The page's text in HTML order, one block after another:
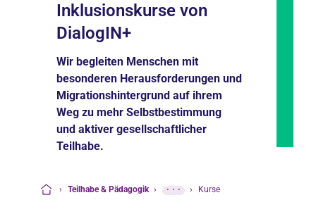
Inklusionskurse von
DialogIN+
Wir begleiten Menschen mit
besonderen Herausforderungen und
Migrationshintergrund auf ihrem
Weg zu mehr Selbstbestimmung
und aktiver gesellschaftlicher
Teilhabe.
› Teilhabe & Pädagogik › ··· › Kurse